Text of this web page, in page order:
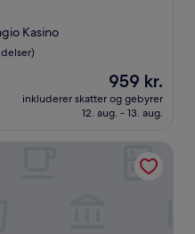
Kasino
Prisen
er
959 kr.
959 kr.
inkluderer skatter og gebyrer
12. aug. - 13. aug.
Vegas - E Tropicana by